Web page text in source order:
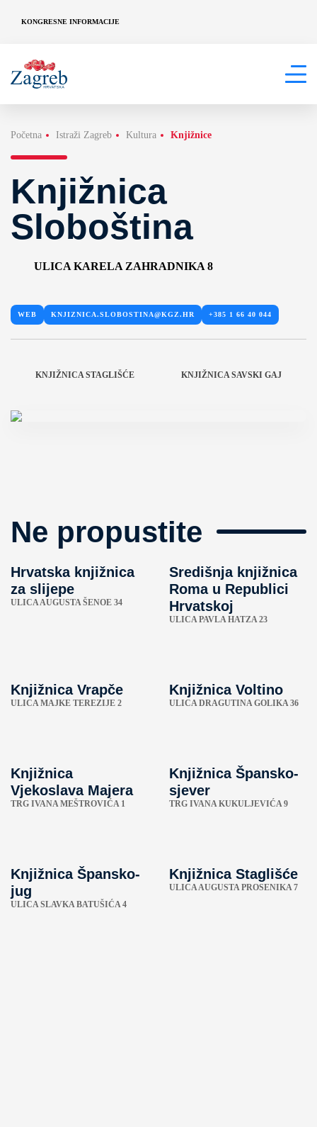
KONGRESNE INFORMACIJE
Početna Istraži Zagreb Kultura Knjižnice
Knjižnica
Sloboština
ULICA KARELA ZAHRADNIKA 8
WEB KNJIZNICA.SLOBOSTINA@KGZ.HR +385 1 66 40 044
KNJIŽNICA STAGLIŠĆE KNJIŽNICA SAVSKI GAJ
Ne propustite
Hrvatska knjižnica
za slijepe
ULICA AUGUSTA ŠENOE 34
Središnja knjižnica
Roma u Republici
Hrvatskoj
ULICA PAVLA HATZA 23
Knjižnica Vrapče
ULICA MAJKE TEREZIJE 2
Knjižnica Voltino
ULICA DRAGUTINA GOLIKA 36
Knjižnica
Vjekoslava Majera
TRG IVANA MEŠTROVIĆA 1
Knjižnica Špansko-
sjever
TRG IVANA KUKULJEVIĆA 9
Knjižnica Špansko-
jug
ULICA SLAVKA BATUŠIĆA 4
Knjižnica Staglišće
ULICA AUGUSTA PROSENIKA 7